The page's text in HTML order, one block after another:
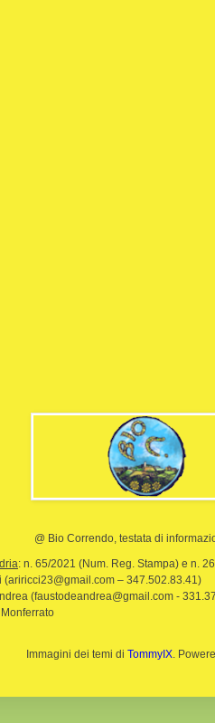
@ Bio Correndo, testata di
: n. 65/2021 (Num. Reg. Stampa) e n.
(ariricci23@gmail.com – 347.502.83.41)
(faustodeandrea@gmail.com -
Immagini dei temi di TommyIX.